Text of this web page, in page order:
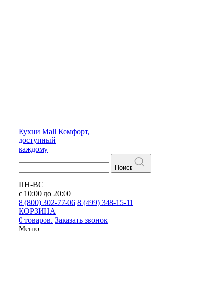
Кухни Mall Комфорт,
доступный
каждому
Поиск
ПН-ВС
с 10:00 до 20:00
8 (800) 302-77-06 8 (499) 348-15-11
КОРЗИНА
0 товаров. Заказать звонок
Меню